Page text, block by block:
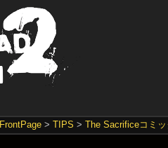
FrontPage >TIPS >The Sacrificeコミ